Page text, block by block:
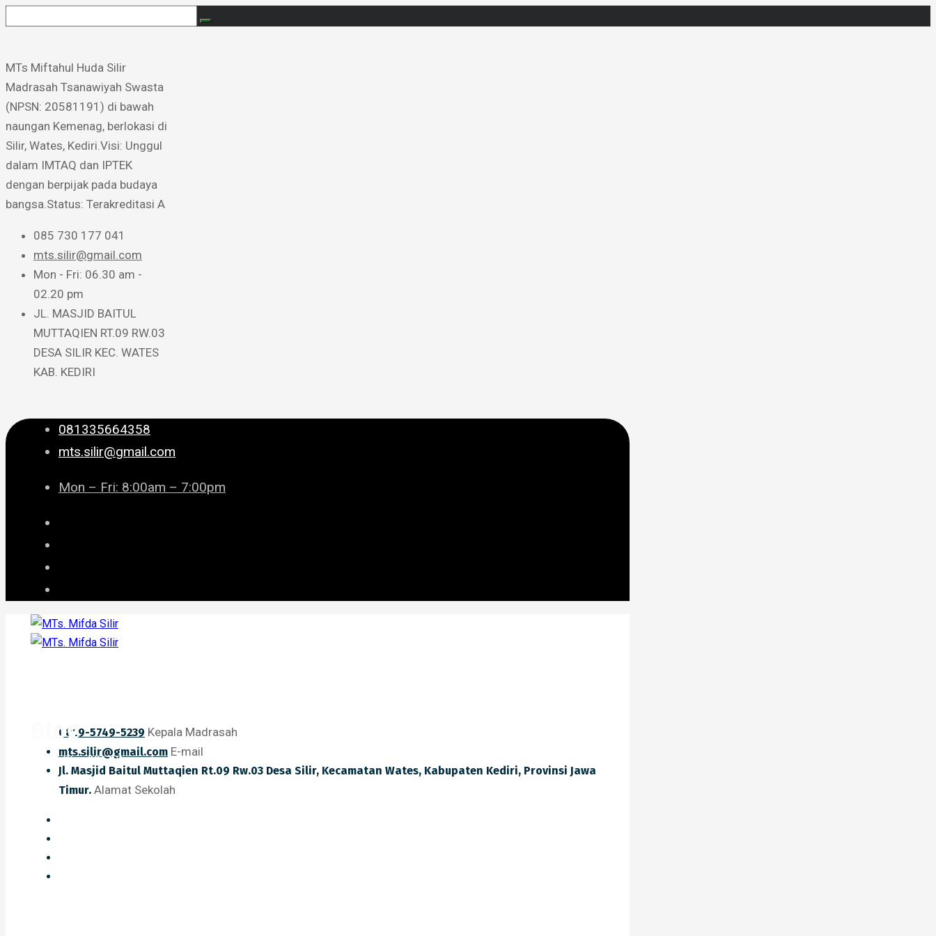
MTs Miftahul Huda Silir ​
Madrasah Tsanawiyah Swasta
(NPSN: 20581191) di bawah
naungan Kemenag, berlokasi di
Silir, Wates, Kediri. ​Visi: Unggul
dalam IMTAQ dan IPTEK
dengan berpijak pada budaya
bangsa. ​Status: Terakreditasi A
085 730 177 041
mts.silir@gmail.com
Mon - Fri: 06.30 am -
02.20 pm
JL. MASJID BAITUL
MUTTAQIEN RT.09 RW.03
DESA SILIR KEC. WATES
KAB. KEDIRI
081335664358
mts.silir@gmail.com
Mon – Fri: 8:00am – 7:00pm
0819-5749-5239 Kepala Madrasah
mts.silir@gmail.com E-mail
Jl. Masjid Baitul Muttaqien Rt.09 Rw.03 Desa Silir, Kecamatan Wates, Kabupaten Kediri, Provinsi Jawa
Timur. Alamat Sekolah
Blog
Home Blog 2014 Desember Kabar Gembira, Tuprof Guru Terhutang Segera Dibayar